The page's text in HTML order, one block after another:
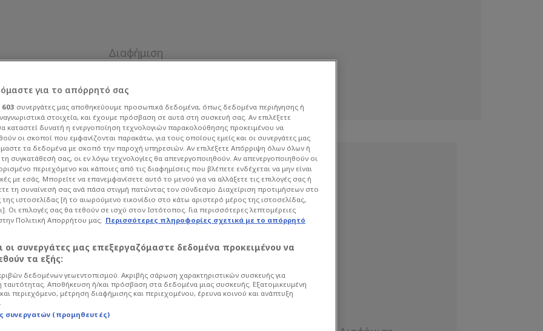
για Γιαννούλη
του Τσάπρα
Ποδόσφαιρο Super League
υποθέσεις των
για το απόρρητό σας
603 συνεργάτες μας αποθηκεύουμε προσωπικά δεδομένα, όπως δεδομένα περιήγησης ή
στοιχεία, και έχουμε πρόσβαση σε αυτά στη συσκευή σας. Αν επιλέξετε
καταστεί δυνατή η ενεργοποίηση τεχνολογιών παρακολούθησης προκειμένου να
οι σκοποί που εμφανίζονται παρακάτω, για τους οποίους εμείς και οι συνεργάτες μας
τα δεδομένα με σκοπό την παροχή υπηρεσιών. Αν επιλέξετε Απόρριψη όλων όλων ή
συγκατάθεσή σας, οι εν λόγω τεχνολογίες θα απενεργοποιηθούν. Αν απενεργοποιηθούν οι
περιεχόμενο και κάποιες από τις διαφημίσεις που βλέπετε ενδέχεται να μην είναι
με εσάς. Μπορείτε να επανεμφανίσετε αυτό το μενού για να αλλάξετε τις επιλογές σας ή
τη συναίνεσή σας ανά πάσα στιγμή πατώντας τον σύνδεσμο Διαχείριση προτιμήσεων στο
ιστοσελίδας [ή το αιωρούμενο εικονίδιο στο κάτω αριστερό μέρος της ιστοσελίδας,
Οι επιλογές σας θα τεθούν σε ισχύ στον Ιστότοπος. Για περισσότερες λεπτομέρειες
Πολιτική Απορρήτου μας. Περισσότερες πληροφορίες σχετικά με το απόρρητό
οι συνεργάτες μας επεξεργαζόμαστε δεδομένα προκειμένου να
τα εξής:
δεδομένων γεωεντοπισμού. Ακριβής σάρωση χαρακτηριστικών συσκευής για
ταυτότητας. Αποθήκευση ή/και πρόσβαση στα δεδομένα μιας συσκευής. Εξατομικευμένη
περιεχόμενο, μέτρηση διαφήμισης και περιεχομένου, έρευνα κοινού και ανάπτυξη
συνεργατών (προμηθευτές)